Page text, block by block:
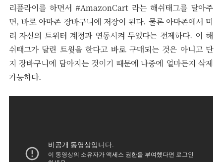
리플라이를 하면서 #AmazonCart 라는 해쉬태그를 달아주
면, 바로 아마존 장바구니에 저장이 된다. 물론 아마존에서 미
리 자신의 트위터 계정과 연동시켜 두었다는 전제하다. 이 해
쉬태그가 달린 트윗을 한다고 바로 구매되는 것은 아니고 단
지 장바구니에 담아지는 것이기 때문에 나중에 얼마든지 삭제
가능하다.